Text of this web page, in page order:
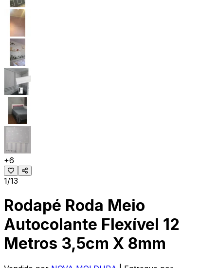
+6
1/13
Rodapé Roda Meio
Autocolante Flexível 12
Metros 3,5cm X 8mm